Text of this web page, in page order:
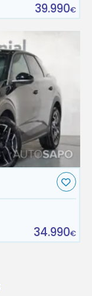
39.990€
34.990€